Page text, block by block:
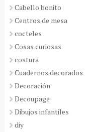
Cabello bonito
Centros de mesa
cocteles
Cosas curiosas
costura
Cuadernos decorados
Decoración
Decoupage
Dibujos infantiles
diy